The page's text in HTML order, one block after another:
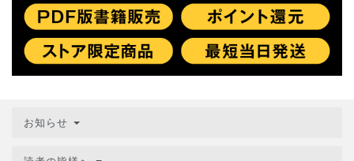
お知らせ